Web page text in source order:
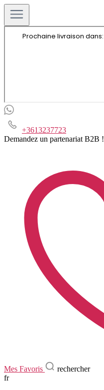
+3613237723
Demandez un partenariat B2B !
Mes Favoris
rechercher
fr